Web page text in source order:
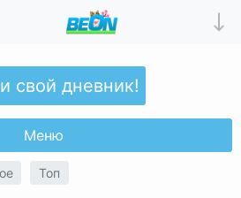
свой дневник!
Меню
Топ